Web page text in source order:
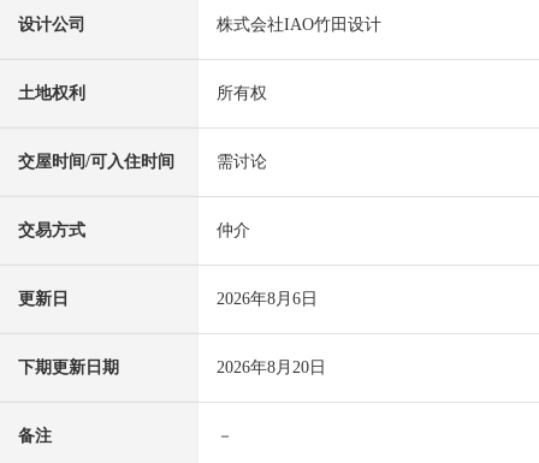
设计公司 株式会社IAO竹田设计
土地权利 所有权
交屋时间/可入住时间 需讨论
交易方式 仲介
更新日 2026年8月6日
下期更新日期 2026年8月20日
备注 －